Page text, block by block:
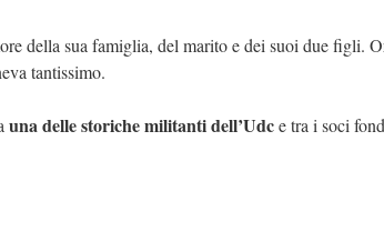
della sua famiglia, del marito e dei suoi due figli.
tantissimo.
una delle storiche militanti dell’Udce tra i soci